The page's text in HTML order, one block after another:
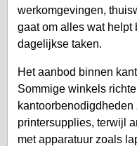
werkomgevingen,
gaat om alles wat helpt
dagelijkse taken.
Het aanbod binnen
Sommige winkels
printersupplies, terwijl
met apparatuur zoals